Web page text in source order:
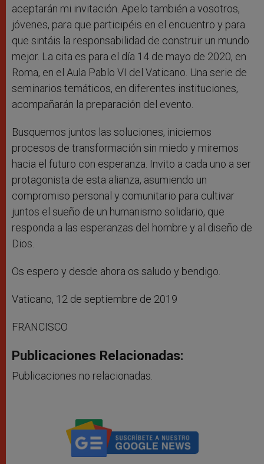
aceptarán mi invitación. Apelo también a vosotros,
jóvenes, para que participéis en el encuentro y para
que sintáis la responsabilidad de construir un mundo
mejor. La cita es para el día 14 de mayo de 2020, en
Roma, en el Aula Pablo VI del Vaticano. Una serie de
seminarios temáticos, en diferentes instituciones,
acompañarán la preparación del evento.
Busquemos juntos las soluciones, iniciemos
procesos de transformación sin miedo y miremos
hacia el futuro con esperanza. Invito a cada uno a ser
protagonista de esta alianza, asumiendo un
compromiso personal y comunitario para cultivar
juntos el sueño de un humanismo solidario, que
responda a las esperanzas del hombre y al diseño de
Dios.
Os espero y desde ahora os saludo y bendigo.
Vaticano, 12 de septiembre de 2019
FRANCISCO
Publicaciones Relacionadas:
Publicaciones no relacionadas.